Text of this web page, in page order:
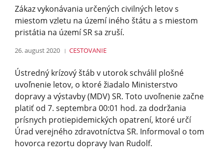
Zákaz vykonávania určených civilných letov s
miestom vzletu na území iného štátu a s miestom
pristátia na území SR sa zruší.
26. august 2020 CESTOVANIE
Ústredný krízový štáb v utorok schválil plošné
uvoľnenie letov, o ktoré žiadalo Ministerstvo
dopravy a výstavby (MDV) SR. Toto uvoľnenie začne
platiť od 7. septembra 00:01 hod. za dodržania
prísnych protiepidemických opatrení, ktoré určí
Úrad verejného zdravotníctva SR. Informoval o tom
hovorca rezortu dopravy Ivan Rudolf.